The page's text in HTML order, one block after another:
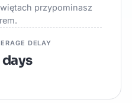
przypominasz
DELAY